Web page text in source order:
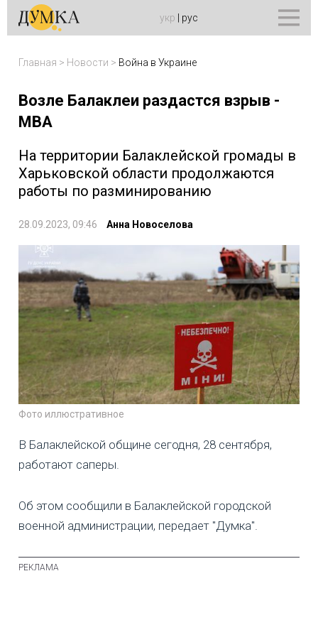
укр рус
Главная > Новости > Война в Украине
Возле Балаклеи раздастся взрыв -
МВА
На территории Балаклейской громады в
Харьковской области продолжаются
работы по разминированию
28.09.2023, 09:46 Анна Новоселова
Фото иллюстративное
В Балаклейской общине сегодня, 28 сентября,
работают саперы.
Об этом сообщили в Балаклейской городской
военной администрации, передает "Думка".